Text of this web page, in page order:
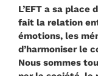
L’EFT a sa
fait la relation
émotions, les
d’harmoniser le
Nous sommes